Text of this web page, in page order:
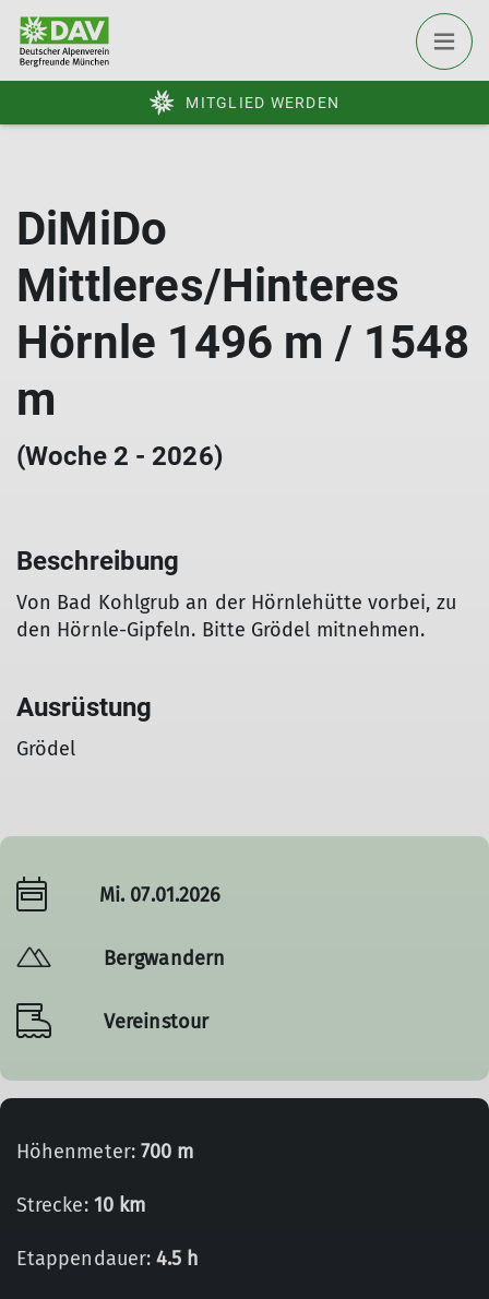
MITGLIED WERDEN
DiMiDo
Mittleres/Hinteres
Hörnle 1496 m / 1548
m
(Woche 2 - 2026)
Beschreibung
Von Bad Kohlgrub an der Hörnlehütte vorbei, zu
den Hörnle-Gipfeln. Bitte Grödel mitnehmen.
Ausrüstung
Grödel
Mi. 07.01.2026
Bergwandern
Vereinstour
Höhenmeter: 700 m
Strecke: 10 km
Etappendauer:4.5 h